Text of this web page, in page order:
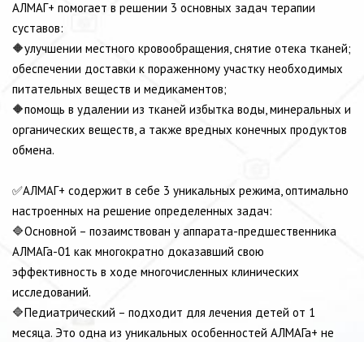
АЛМАГ+ помогает в решении 3 основных задач терапии
суставов:
🔶улучшении местного кровообращения, снятие отека тканей;
обеспечении доставки к пораженному участку необходимых
питательных веществ и медикаментов;
🔶помощь в удалении из тканей избытка воды, минеральных и
органических веществ, а также вредных конечных продуктов
обмена.
✅АЛМАГ+ содержит в себе 3 уникальных режима, оптимально
настроенных на решение определенных задач:
🔷Основной – позаимствован у аппарата-предшественника
АЛМАГа-01 как многократно доказавший свою
эффективность в ходе многочисленных клинических
исследований.
🔷Педиатрический – подходит для лечения детей от 1
месяца. Это одна из уникальных особенностей АЛМАГа+ не